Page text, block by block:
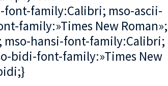
font-family:Calibri; mso-ascii-
family:»Times New Roman»;
hansi-font-family:Calibri;
bidi-font-family:»Times New